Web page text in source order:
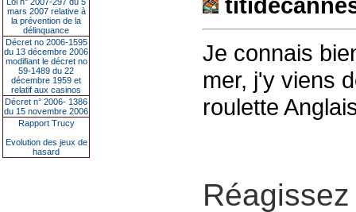
mars 2007 relative à
la prévention de la
délinquance
Décret no 2006-1595
du 13 décembre 2006
modifiant le décret no
59-1489 du 22
décembre 1959 et
relatif aux casinos
Décret n° 2006- 1386
du 15 novembre 2006
Rapport Trucy
Evolution des jeux de
hasard
Je connais
mer, j'y viens
roulette